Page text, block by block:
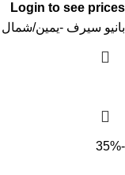
Login to see prices
بانيو سيرف -يمين/شمال
-35%